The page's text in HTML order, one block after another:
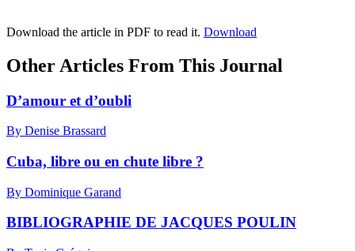
Download the article in PDF to read it. Download
Other Articles From This Journal
D’amour et d’oubli
By Denise Brassard
Cuba, libre ou en chute libre ?
By Dominique Garand
BIBLIOGRAPHIE DE JACQUES POULIN